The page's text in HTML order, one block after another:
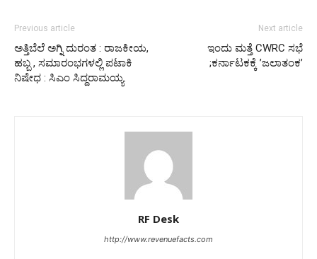
Previous article
ಅತ್ತಿಬೆಲೆ ಅಗ್ನಿ ದುರಂತ : ರಾಜಕೀಯ,
ಹಬ್ಬ , ಸಮಾರಂಭಗಳಲ್ಲಿ ಪಟಾಕಿ
ನಿಷೇಧ : ಸಿಎಂ ಸಿದ್ದರಾಮಯ್ಯ
Next article
ಇಂದು ಮತ್ತೆ CWRC ಸಭೆ
;ಕರ್ನಾಟಕಕ್ಕೆ ʼಜಲಾತಂಕʼ
RF Desk
http://www.revenuefacts.com